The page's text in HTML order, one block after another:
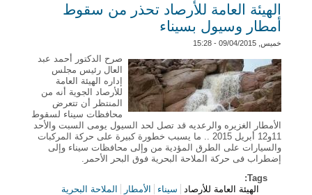
الهيئة العامة للأرصاد تحذر من سقوط
أمطار وسيول بسيناء
خميس, 09/04/2015 - 15:28
صرح الدكتور أحمد عبد
العال رئيس مجلس
إداره الهيئة العامة
للأرصاد الجوية أنه من
المنتظر أن تتعرض
محافظات سيناء لسقوط
الأمطار الغزيره والرعديه قد تصل لحد السيول يومى السبت والأحد
11و12 أبريل 2015 .. ما يسبب خطورة كبيرة على حركة المركبات
والسيارات على الطرق المؤدية من وإلى محافظات سيناء وإلى
إضطراب فى حركة الملاحة البحرية فوق البحر الأحمر.
Tags:
الهيئة العامة للأرصاد
سيناء الأمطار
الملاحة البحرية